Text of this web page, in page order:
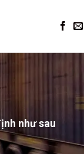
như sau